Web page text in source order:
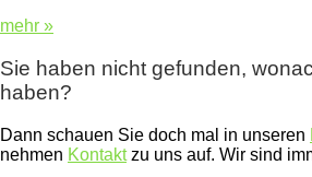
mehr »
Sie haben nicht gefunden,
haben?
Dann schauen Sie doch mal in unseren
nehmen Kontaktzu uns auf. Wir sind